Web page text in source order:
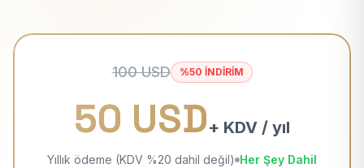
100 USD %50 İNDİRİM
50 USD+ KDV / yıl
Yıllık ödeme (KDV %20 dahil değil) Her Şey Dahil